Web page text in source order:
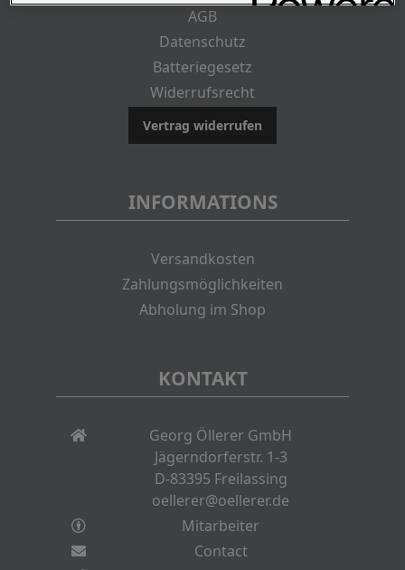
AGB
Datenschutz
Batteriegesetz
Widerrufsrecht
Vertrag widerrufen
INFORMATIONS
Versandkosten
Zahlungsmöglichkeiten
Abholung im Shop
KONTAKT
Georg Öllerer GmbH
Jägerndorferstr. 1-3
D-83395 Freilassing
oellerer@oellerer.de
Mitarbeiter
Contact